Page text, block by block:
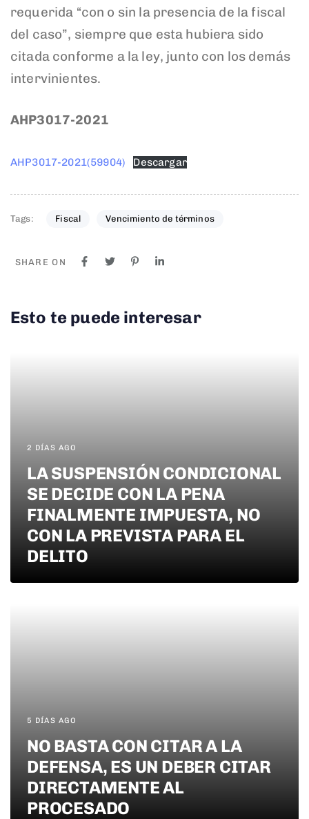
requerida “con o sin la presencia de la fiscal
del caso”, siempre que esta hubiera sido
citada conforme a la ley, junto con los demás
intervinientes.
AHP3017-2021
AHP3017-2021(59904) Descargar
Tags: Fiscal Vencimiento de términos
SHARE ON
Esto te puede interesar
2 DÍAS AGO
LA SUSPENSIÓN CONDICIONAL
SE DECIDE CON LA PENA
FINALMENTE IMPUESTA, NO
CON LA PREVISTA PARA EL
DELITO
5 DÍAS AGO
NO BASTA CON CITAR A LA
DEFENSA, ES UN DEBER CITAR
DIRECTAMENTE AL
PROCESADO